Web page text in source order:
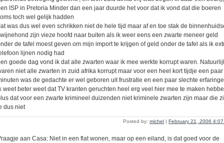
ISP in Pretoria Minder dan een jaar duurde het voor dat ik vond dat die boeren
toch wel gelijk hadden
was dus wel even schrikken niet de hele tijd maar af en toe stak de
zijn vieze hoofd naar buiten als ik weer eens een zwarte meneer geld
de tafel moest geven om mijn import te krijgen of geld onder de tafel als ik
lijnen nodig had
goede dag vond ik dat alle zwarten waar ik mee werkte korrupt waren.
niet alle zwarten in zuid afrika korrupt maar voor een heel kort tijdje een paar
was de gedachte er wel geboren uit frustratie en een paar slechte
Ik weet beter weet dat TV kranten geruchten heel erg veel hier mee te maken
dat voor een zwarte krimineel duizenden niet kriminele zwarten zijn maar die
dus niet
Posted by: michel | February 21, 2006 4:07
aan Casa: Niet in een flat wonen, maar op een eiland, is dat goed voor de